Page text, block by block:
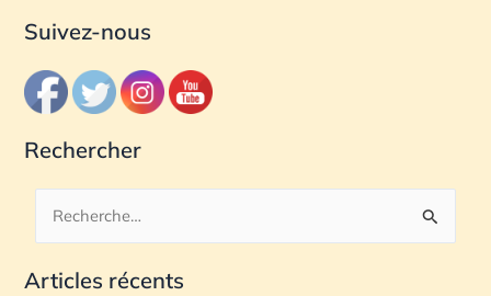
Suivez-nous
Rechercher
c
Articles récents